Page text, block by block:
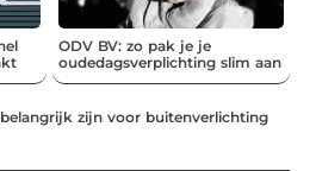
ODV BV: zo pak je je
oudedagsverplichting slim aan
zijn voor buitenverlichting